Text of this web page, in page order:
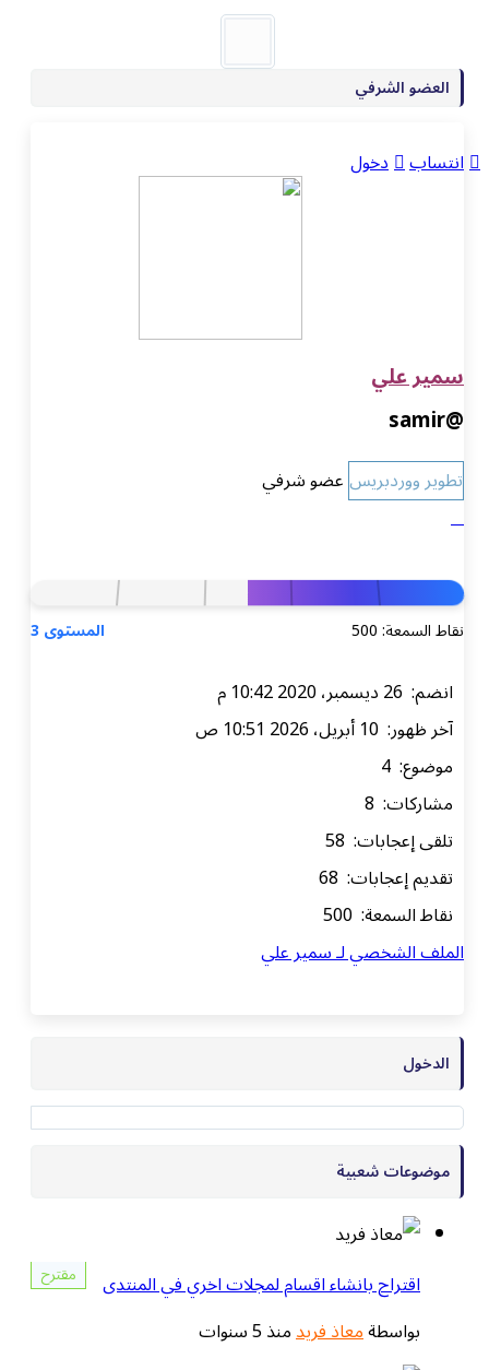
انتساب دخول
العضو الشرفي
سمير علي
@samir
تطوير ووردبريسعضو شرفي
نقاط السمعة: 500 المستوى 3
انضم: 26 ديسمبر، 2020 10:42 م
آخر ظهور: 10 أبريل، 2026 10:51 ص
موضوع: 4
مشاركات: 8
تلقى إعجابات: 58
تقديم إعجابات: 68
نقاط السمعة: 500
الملف الشخصي لـ سمير علي
الدخول
موضوعات شعبية
مقترح
اقتراح بانشاء اقسام لمجلات اخري في المنتدى
بواسطةمعاذ فريدمنذ 5 سنوات